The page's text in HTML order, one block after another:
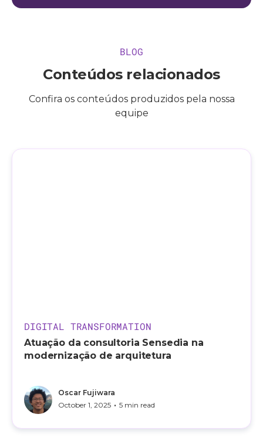
BLOG
Conteúdos relacionados
Confira os conteúdos produzidos pela nossa
equipe
DIGITAL TRANSFORMATION
Atuação da consultoria Sensedia na
modernização de arquitetura
Oscar Fujiwara
October 1, 2025 • 5 min read